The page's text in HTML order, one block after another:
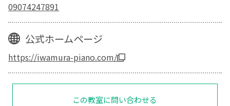
09074247891
公式ホームページ
https://iwamura-piano.com/
この教室に問い合わせる